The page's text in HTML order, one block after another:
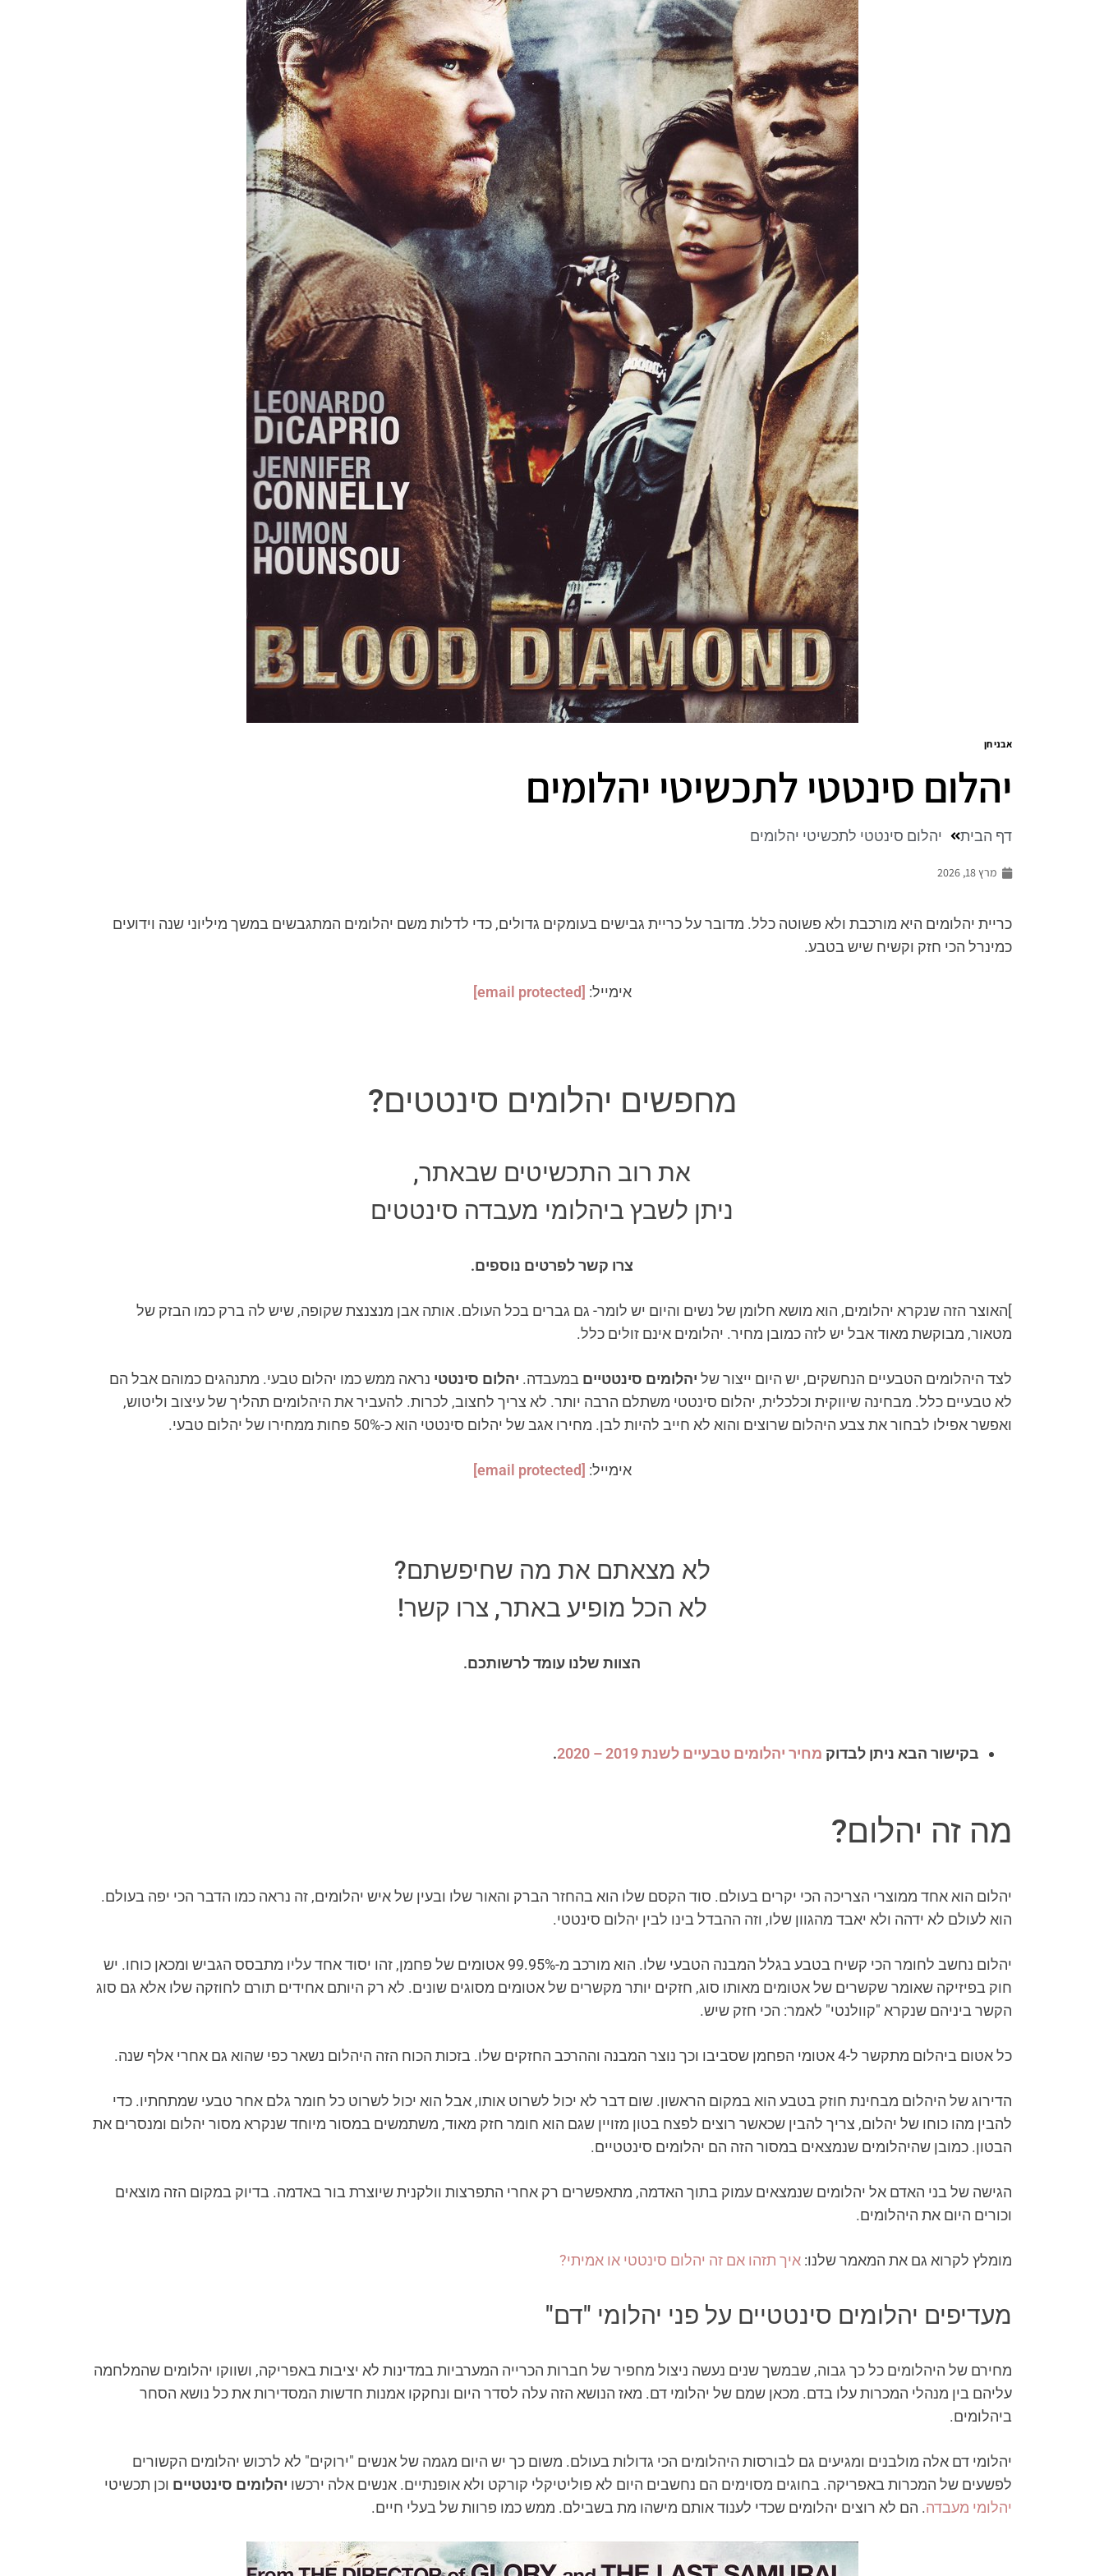
אבני חן
יהלום סינטטי לתכשיטי יהלומים
דף הבית יהלום סינטטי לתכשיטי יהלומים
מרץ 18, 2026
כריית יהלומים היא מורכבת ולא פשוטה כלל. מדובר על כריית גבישים בעומקים גדולים, כדי לדלות משם יהלומים המתגבשים במשך מיליוני שנה וידועים
כמינרל הכי חזק וקשיח שיש בטבע.
אימייל: [email protected]
מחפשים יהלומים סינטטים?
את רוב התכשיטים שבאתר,
ניתן לשבץ ביהלומי מעבדה סינטטים
צרו קשר לפרטים נוספים.
]האוצר הזה שנקרא יהלומים, הוא מושא חלומן של נשים והיום יש לומר- גם גברים בכל העולם. אותה אבן מנצנצת שקופה, שיש לה ברק כמו הבזק של
מטאור, מבוקשת מאוד אבל יש לזה כמובן מחיר. יהלומים אינם זולים כלל.
לצד היהלומים הטבעיים הנחשקים, יש היום ייצור של יהלומים סינטטיים במעבדה. יהלום סינטטי נראה ממש כמו יהלום טבעי. מתנהגים כמוהם אבל הם
לא טבעיים כלל. מבחינה שיווקית וכלכלית, יהלום סינטטי משתלם הרבה יותר. לא צריך לחצוב, לכרות. להעביר את היהלומים תהליך של עיצוב וליטוש,
ואפשר אפילו לבחור את צבע היהלום שרוצים והוא לא חייב להיות לבן. מחירו אגב של יהלום סינטטי הוא כ-50% פחות ממחירו של יהלום טבעי.
אימייל: [email protected]
לא מצאתם את מה שחיפשתם?
לא הכל מופיע באתר, צרו קשר!
הצוות שלנו עומד לרשותכם.
בקישור הבא ניתן לבדוק מחיר יהלומים טבעיים לשנת 2019 – 2020 .
מה זה יהלום?
יהלום הוא אחד ממוצרי הצריכה הכי יקרים בעולם. סוד הקסם שלו הוא בהחזר הברק והאור שלו ובעין של איש יהלומים, זה נראה כמו הדבר הכי יפה בעולם.
הוא לעולם לא ידהה ולא יאבד מהגוון שלו, וזה ההבדל בינו לבין יהלום סינטטי.
יהלום נחשב לחומר הכי קשיח בטבע בגלל המבנה הטבעי שלו. הוא מורכב מ-99.95% אטומים של פחמן, זהו יסוד אחד עליו מתבסס הגביש ומכאן כוחו. יש
חוק בפיזיקה שאומר שקשרים של אטומים מאותו סוג, חזקים יותר מקשרים של אטומים מסוגים שונים. לא רק היותם אחידים תורם לחוזקה שלו אלא גם סוג
הקשר ביניהם שנקרא "קוולנטי" לאמר: הכי חזק שיש.
כל אטום ביהלום מתקשר ל-4 אטומי הפחמן שסביבו וכך נוצר המבנה וההרכב החזקים שלו. בזכות הכוח הזה היהלום נשאר כפי שהוא גם אחרי אלף שנה.
הדירוג של היהלום מבחינת חוזק בטבע הוא במקום הראשון. שום דבר לא יכול לשרוט אותו, אבל הוא יכול לשרוט כל חומר גלם אחר טבעי שמתחתיו. כדי
להבין מהו כוחו של יהלום, צריך להבין שכאשר רוצים לפצח בטון מזויין שגם הוא חומר חזק מאוד, משתמשים במסור מיוחד שנקרא מסור יהלום ומנסרים את
הבטון. כמובן שהיהלומים שנמצאים במסור הזה הם יהלומים סינטטיים.
הגישה של בני האדם אל יהלומים שנמצאים עמוק בתוך האדמה, מתאפשרים רק אחרי התפרצות וולקנית שיוצרת בור באדמה. בדיוק במקום הזה מוצאים
וכורים היום את היהלומים.
מומלץ לקרוא גם את המאמר שלנו: איך תזהו אם זה יהלום סינטטי או אמיתי?
מעדיפים יהלומים סינטטיים על פני יהלומי "דם"
מחירם של היהלומים כל כך גבוה, שבמשך שנים נעשה ניצול מחפיר של חברות הכרייה המערביות במדינות לא יציבות באפריקה, ושווקו יהלומים שהמלחמה
עליהם בין מנהלי המכרות עלו בדם. מכאן שמם של יהלומי דם. מאז הנושא הזה עלה לסדר היום ונחקקו אמנות חדשות המסדירות את כל נושא הסחר
ביהלומים.
יהלומי דם אלה מולבנים ומגיעים גם לבורסות היהלומים הכי גדולות בעולם. משום כך יש היום מגמה של אנשים "ירוקים" לא לרכוש יהלומים הקשורים
לפשעים של המכרות באפריקה. בחוגים מסוימים הם נחשבים היום לא פוליטיקלי קורקט ולא אופנתיים. אנשים אלה ירכשו יהלומים סינטטיים וכן תכשיטי
יהלומי מעבדה. הם לא רוצים יהלומים שכדי לענוד אותם מישהו מת בשבילם. ממש כמו פרוות של בעלי חיים.